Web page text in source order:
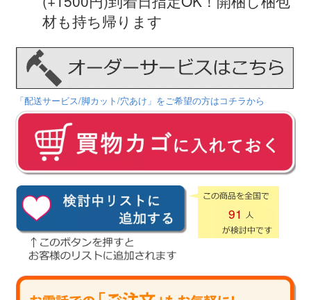
材も持ち帰ります
「配送サービス/脚カット/穴あけ」をご希望の方はコチラから
91